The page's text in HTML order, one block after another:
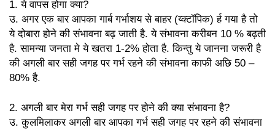
Bulgarian Chinese
Cornish Czech
Espanol Esperanto
1. ये वापस होगा क्या?
उ. अगर एक बार आपका गार्ब गर्भाशय से बाहर (य्क्टॉपिक) र्ह गया है तो
ये दोबारा होने की संभावना बढ़ जाती है. ये संभावना करीबन 10 % बढ़ती
है. सामन्या जनता मे ये खतरा 1-2% होता है. किन्तु ये जानना जरूरी है
की अगली बार सही जगह पर गर्भ रहने की संभावना काफी अछि 50 –
80% है.
2. अगली बार मेरा गर्भ सही जगह पर होने की क्या संभावना है?
उ. कुलमिलाकर अगली बार आपका गर्भ सही जगह पर रहने की संभावना